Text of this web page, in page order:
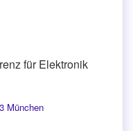
für Elektronik
München